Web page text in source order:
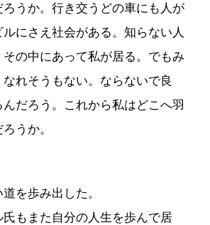
うか。行き交うどの車にも人が
にさえ社会がある。知らない人
の中にあって私が居る。でもみ
れそうもない。ならないで良
だろう。これから私はどこへ羽
うか。
を歩み出した。
氏もまた自分の人生を歩んで居